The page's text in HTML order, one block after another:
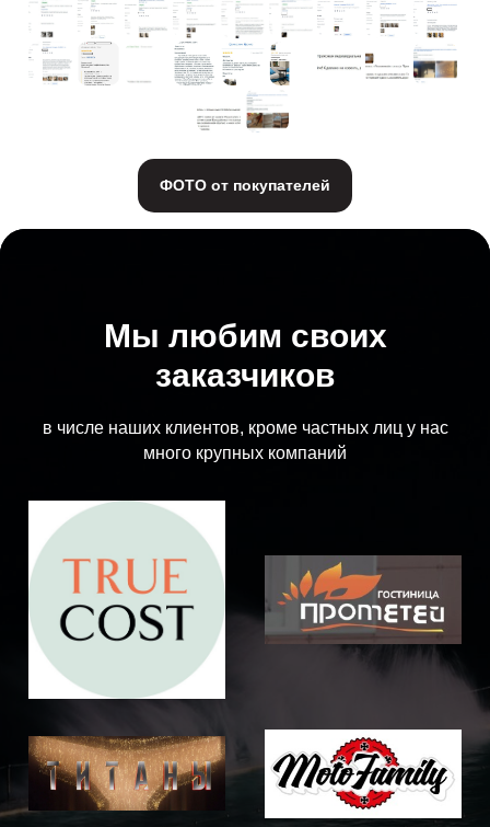
ФОТО от покупателей
Мы любим своих
заказчиков
в числе наших клиентов, кроме частных лиц у нас
много крупных компаний